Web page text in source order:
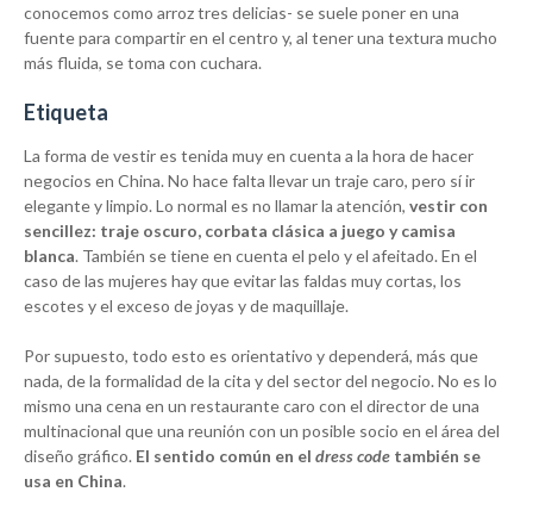
conocemos como arroz tres delicias- se suele poner en una
fuente para compartir en el centro y, al tener una textura mucho
más fluida, se toma con cuchara.
Etiqueta
La forma de vestir es tenida muy en cuenta a la hora de hacer
negocios en China. No hace falta llevar un traje caro, pero sí ir
elegante y limpio. Lo normal es no llamar la atención, vestir con
sencillez: traje oscuro, corbata clásica a juego y camisa
blanca. También se tiene en cuenta el pelo y el afeitado. En el
caso de las mujeres hay que evitar las faldas muy cortas, los
escotes y el exceso de joyas y de maquillaje.
Por supuesto, todo esto es orientativo y dependerá, más que
nada, de la formalidad de la cita y del sector del negocio. No es lo
mismo una cena en un restaurante caro con el director de una
multinacional que una reunión con un posible socio en el área del
diseño gráfico. El sentido común en el dress code también se
usa en China.